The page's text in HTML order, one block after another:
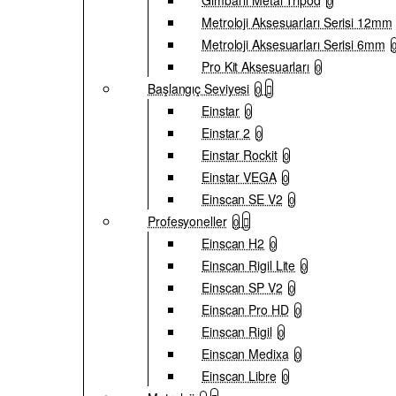
Metroloji Aksesuarları Serisi 12mm
Metroloji Aksesuarları Serisi 6mm 0
Pro Kit Aksesuarları 0
Başlangıç Seviyesi 0
Einstar 0
Einstar 2 0
Einstar Rockit 0
Einstar VEGA 0
Einscan SE V2 0
Profesyoneller 0
Einscan H2 0
Einscan Rigil Lite 0
Einscan SP V2 0
Einscan Pro HD 0
Einscan Rigil 0
Einscan Medixa 0
Einscan Libre 0